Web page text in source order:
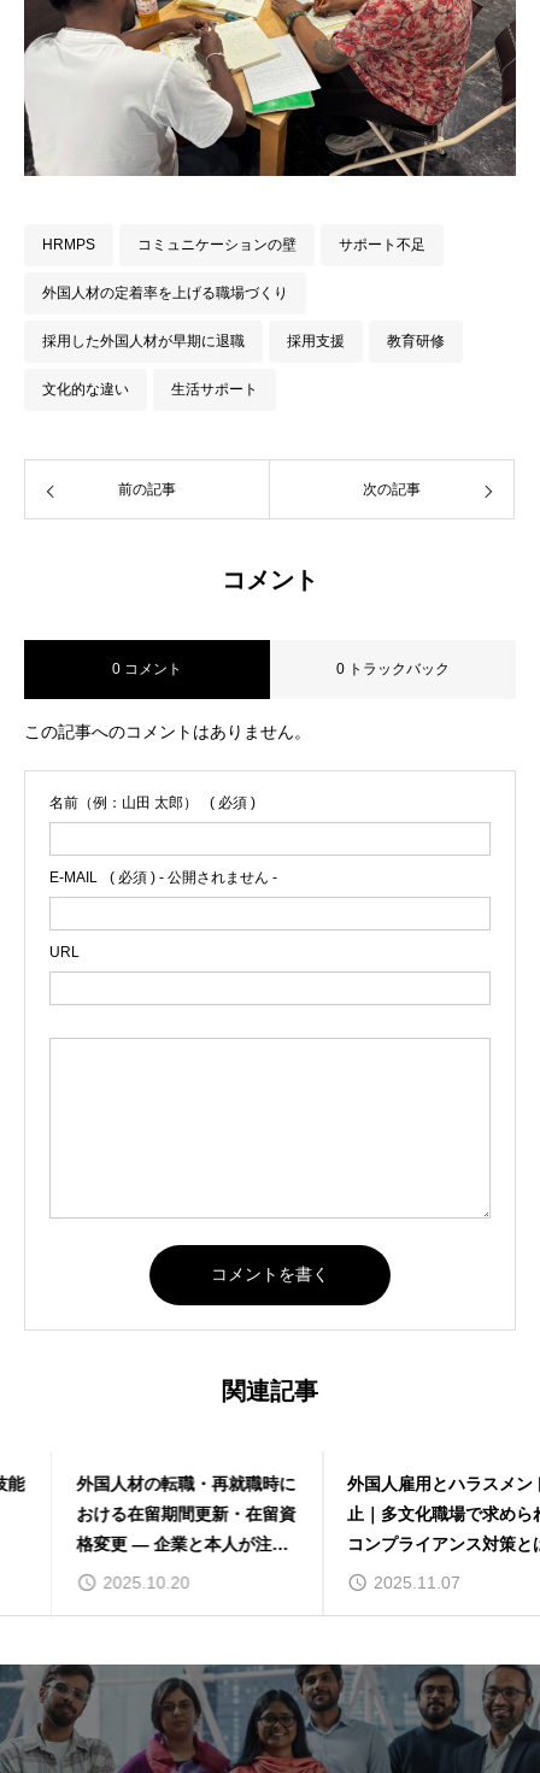
HRMPS コミュニケーションの壁 サポート不足
外国人材の定着率を上げる職場づくり
採用した外国人材が早期に退職 採用支援 教育研修
文化的な違い 生活サポート
前の記事 次の記事
コメント
0 コメント 0 トラックバック
この記事へのコメントはありません。
名前（例：山田 太郎） ( 必須 )
E-MAIL ( 必須 ) - 公開されません -
URL
関連記事
外国人材の転職・再就職時に
おける在留期間更新・在留資
格変更 ― 企業と本人が注意
すべき実務ポイント
2025.10.20
外国人雇用とハラスメント防
止｜多文化職場で求められる
コンプライアンス対策とは
2025.11.07